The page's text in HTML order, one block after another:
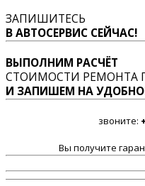
ЗАПИШИТЕСЬ
В АВТОСЕРВИС СЕЙЧАС!
ВЫПОЛНИМ РАСЧЁТ
СТОИМОСТИ РЕМОНТА
И ЗАПИШЕМ НА
звоните:
Вы получите